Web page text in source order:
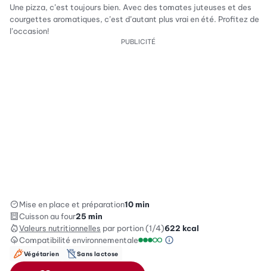
Une pizza, c’est toujours bien. Avec des tomates juteuses et des
courgettes aromatiques, c’est d’autant plus vrai en été. Profitez de
l’occasion!
PUBLICITÉ
Mise en place et préparation10 min
Cuisson au four25 min
Valeurs nutritionnelles par portion (1/4)622 kcal
Compatibilité environnementale
Information sur
Végétarien Sans lactose